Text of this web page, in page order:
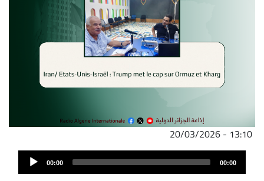
20/03/2026 - 13:10
ملف
الصوت
00:00 00:00